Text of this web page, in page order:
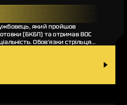
який пройшов
(БКБП) та отримав ВОС
Обов’язки стрільця